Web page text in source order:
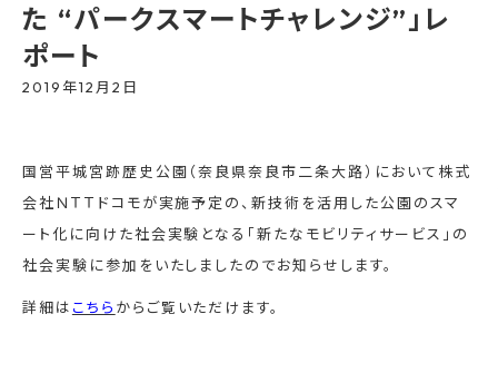
た “パークスマートチャレンジ”」レ
ポート
2019年12月2日
国営平城宮跡歴史公園（奈良県奈良市二条大路）において株式
会社ＮＴＴドコモが実施予定の、新技術を活用した公園のスマ
ート化に向けた社会実験となる「新たなモビリティサービス」の
社会実験に参加をいたしましたのでお知らせします。
詳細は こちら からご覧いただけます。